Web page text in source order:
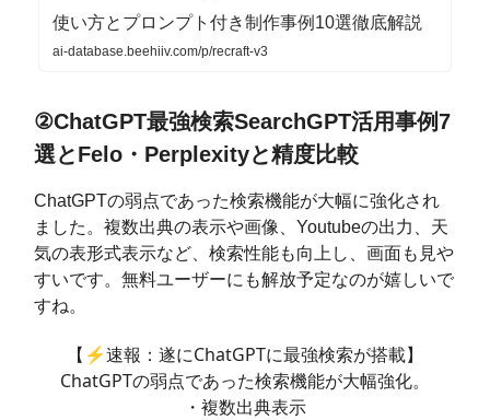
使い方とプロンプト付き制作事例10選徹底解説
ai-database.beehiiv.com/p/recraft-v3
②ChatGPT最強検索SearchGPT活用事例7
選とFelo・Perplexityと精度比較
ChatGPTの弱点であった検索機能が大幅に強化され
ました。複数出典の表示や画像、Youtubeの出力、天
気の表形式表示など、検索性能も向上し、画面も見や
すいです。無料ユーザーにも解放予定なのが嬉しいで
すね。
【⚡️速報：遂にChatGPTに最強検索が搭載】
ChatGPTの弱点であった検索機能が大幅強化。
・複数出典表示